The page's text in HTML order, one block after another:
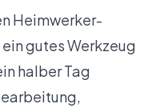
Heimwerker-
gutes Werkzeug
halber Tag